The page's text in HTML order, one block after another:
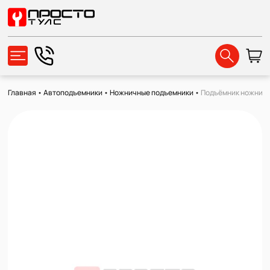
Главная •Автоподъемники •Ножничные подъемники • Подъёмник